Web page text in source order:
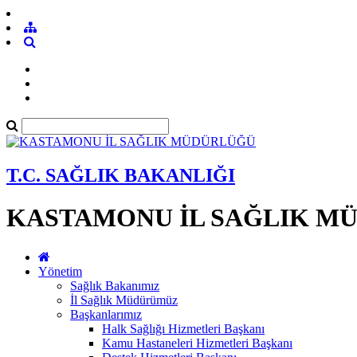
T.C. SAĞLIK BAKANLIĞI
KASTAMONU İL SAĞLIK
Yönetim
Sağlık Bakanımız
İl Sağlık Müdürümüz
Başkanlarımız
Halk Sağlığı Hizmetleri Başkanı
Kamu Hastaneleri Hizmetleri Başkanı